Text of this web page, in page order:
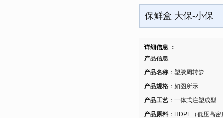
保鲜盒 大保-小保
详细信息 ：
产品信息
产品名称 ：塑胶周转箩
产品规格 ：如图所示
产品工艺 ：一体式注塑成型
产品原料 ：HDPE（低压高